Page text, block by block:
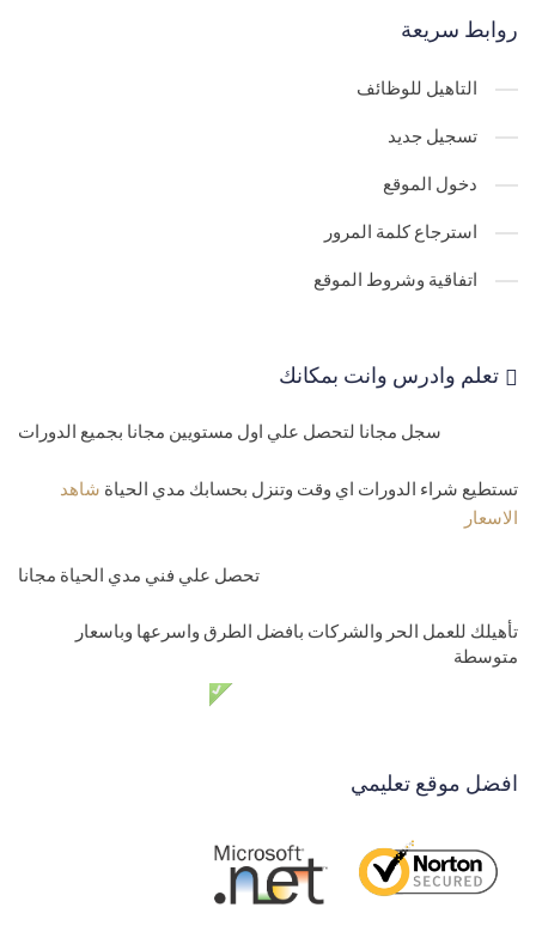
روابط سريعة
التاهيل للوظائف
تسجيل جديد
دخول الموقع
استرجاع كلمة المرور
اتفاقية وشروط الموقع
تعلم وادرس وانت بمكانك
سجل مجانا لتحصل علي اول مستويين مجانا بجميع الدورات
تستطيع شراء الدورات اي وقت وتنزل بحسابك مدي الحياة شاهد
الاسعار
تحصل علي فني مدي الحياة مجانا
تأهيلك للعمل الحر والشركات بافضل الطرق واسرعها وباسعار
متوسطة
افضل موقع تعليمي